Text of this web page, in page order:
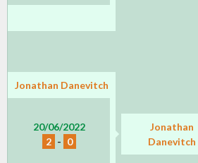
Jonathan Danevitch
20/06/2022
2 - 0
Jonathan
Danevitch